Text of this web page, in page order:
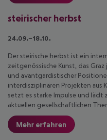
steirischer herbst
24.09.–18.10.
Der steirische herbst ist ein
zeitgenössische Kunst, das
und avantgardistischer
interdisziplinären Projekten aus
setzt es starke Impulse und lädt
aktuellen gesellschaftlichen
Mehr erfahren